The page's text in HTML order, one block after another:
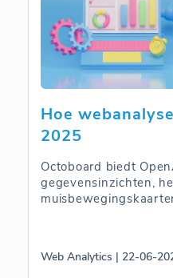
Hoe
2025
Octoboard biedt
gegevensinzichten,
Web Analytics | 22-06-